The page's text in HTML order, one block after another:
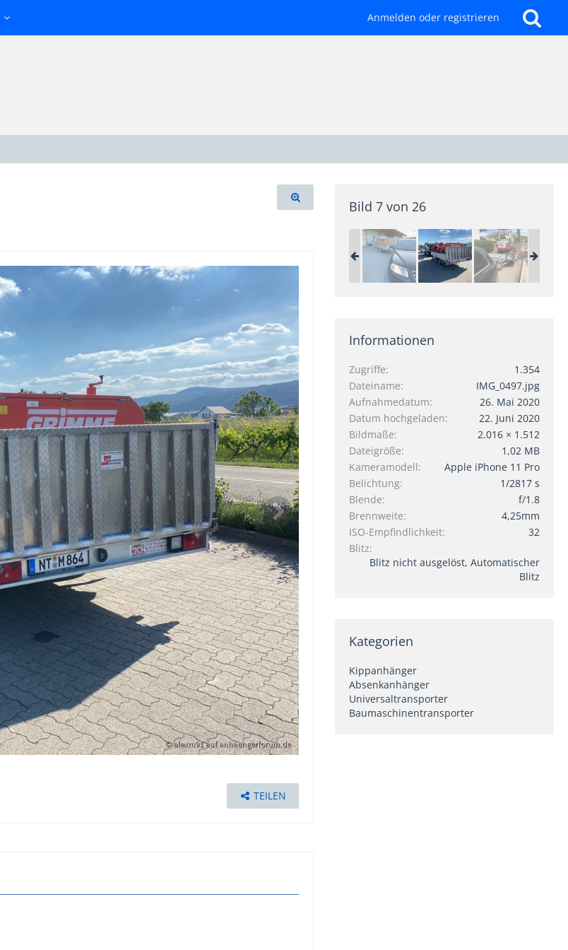
Anmelden oder registrieren
TEILEN
Bild 7 von 26
Informationen
Zugriffe
1.354
Dateiname
IMG_0497.jpg
Aufnahmedatum
26. Mai 2020
Datum hochgeladen
22. Juni 2020
Bildmaße
2.016 × 1.512
Dateigröße
1,02 MB
Kameramodell
Apple iPhone 11 Pro
Belichtung
1/2817 s
Blende
f/1.8
Brennweite
4,25mm
ISO-Empfindlichkeit
32
Blitz
Blitz nicht ausgelöst, Automatischer
Blitz
Kategorien
Kippanhänger
Absenkanhänger
Universaltransporter
Baumaschinentransporter